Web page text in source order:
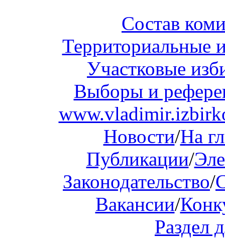
Состав
Территориальные
Участковые
Выборы и
Новости/На
Публикации/
Законодательство/
Вакансии/
Раздел